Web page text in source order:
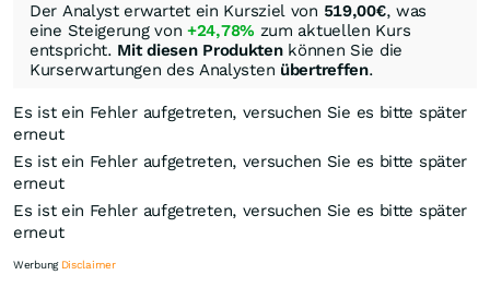
Der Analyst erwartet ein Kursziel von 519,00€, was
eine Steigerung von +24,78% zum aktuellen Kurs
entspricht. Mit diesen Produktenkönnen Sie die
Kurserwartungen des Analysten übertreffen.
Es ist ein Fehler aufgetreten, versuchen Sie es bitte später
erneut
Es ist ein Fehler aufgetreten, versuchen Sie es bitte später
erneut
Es ist ein Fehler aufgetreten, versuchen Sie es bitte später
erneut
Werbung Disclaimer